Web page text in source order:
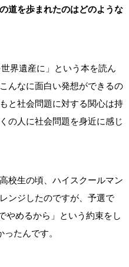
道を歩まれたのはどのような
界遺産に」という本を読ん
んなに面白い発想ができるの
と社会問題に対する関心は持
の人に社会問題を身近に感じ
校生の頃、ハイスクールマン
ンジしたのですが、予選で
やめるから」という約束をし
たんです。